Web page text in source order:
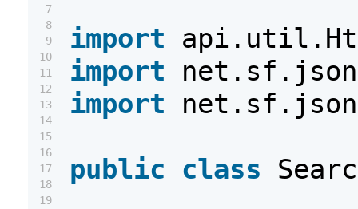
7
8
9
10
11
12
13
14
15
16
17
18
19
import
import
import
public class